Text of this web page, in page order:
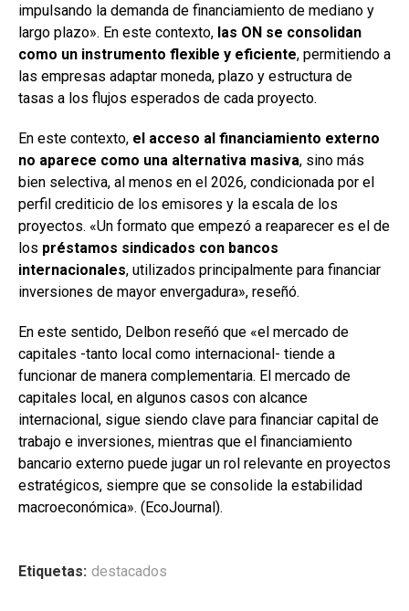
impulsando la demanda de financiamiento de mediano y
largo plazo». En este contexto, las ON se consolidan
como un instrumento flexible y eficiente, permitiendo a
las empresas adaptar moneda, plazo y estructura de
tasas a los flujos esperados de cada proyecto.
En este contexto, el acceso al financiamiento externo
no aparece como una alternativa masiva, sino más
bien selectiva, al menos en el 2026, condicionada por el
perfil crediticio de los emisores y la escala de los
proyectos. «Un formato que empezó a reaparecer es el de
los préstamos sindicados con bancos
internacionales, utilizados principalmente para financiar
inversiones de mayor envergadura», reseñó.
En este sentido, Delbon reseñó que «el mercado de
capitales -tanto local como internacional- tiende a
funcionar de manera complementaria. El mercado de
capitales local, en algunos casos con alcance
internacional, sigue siendo clave para financiar capital de
trabajo e inversiones, mientras que el financiamiento
bancario externo puede jugar un rol relevante en proyectos
estratégicos, siempre que se consolide la estabilidad
macroeconómica». (EcoJournal).
Etiquetas: destacados